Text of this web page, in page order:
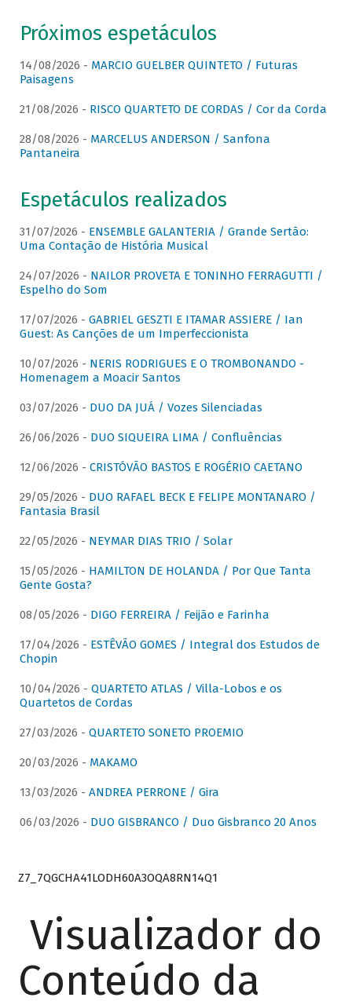
Próximos espetáculos
14/08/2026 - MARCIO GUELBER QUINTETO / Futuras
Paisagens
21/08/2026 - RISCO QUARTETO DE CORDAS / Cor da Corda
28/08/2026 - MARCELUS ANDERSON / Sanfona
Pantaneira
Espetáculos realizados
31/07/2026 - ENSEMBLE GALANTERIA / Grande Sertão:
Uma Contação de História Musical
24/07/2026 - NAILOR PROVETA E TONINHO FERRAGUTTI /
Espelho do Som
17/07/2026 - GABRIEL GESZTI E ITAMAR ASSIERE / Ian
Guest: As Canções de um Imperfeccionista
10/07/2026 - NERIS RODRIGUES E O TROMBONANDO -
Homenagem a Moacir Santos
03/07/2026 - DUO DA JUÁ / Vozes Silenciadas
26/06/2026 - DUO SIQUEIRA LIMA / Confluências
12/06/2026 - CRISTÓVÃO BASTOS E ROGÉRIO CAETANO
29/05/2026 - DUO RAFAEL BECK E FELIPE MONTANARO /
Fantasia Brasil
22/05/2026 - NEYMAR DIAS TRIO / Solar
15/05/2026 - HAMILTON DE HOLANDA / Por Que Tanta
Gente Gosta?
08/05/2026 - DIGO FERREIRA / Feijão e Farinha
17/04/2026 - ESTÊVÃO GOMES / Integral dos Estudos de
Chopin
10/04/2026 - QUARTETO ATLAS / Villa-Lobos e os
Quartetos de Cordas
27/03/2026 - QUARTETO SONETO PROEMIO
20/03/2026 - MAKAMO
13/03/2026 - ANDREA PERRONE / Gira
06/03/2026 - DUO GISBRANCO / Duo Gisbranco 20 Anos
Z7_7QGCHA41LODH60A3OQA8RN14Q1
Visualizador do
Conteúdo da